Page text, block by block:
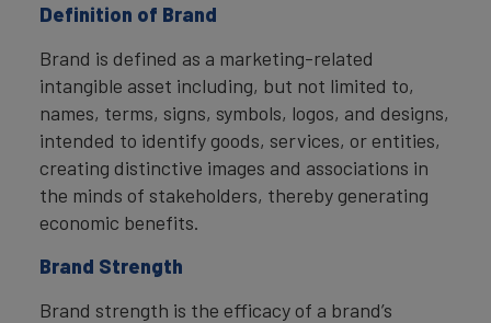
Definition of Brand
Brand is defined as a marketing-related
intangible asset including, but not limited to,
names, terms, signs, symbols, logos, and designs,
intended to identify goods, services, or entities,
creating distinctive images and associations in
the minds of stakeholders, thereby generating
economic benefits.
Brand Strength
Brand strength is the efficacy of a brand’s